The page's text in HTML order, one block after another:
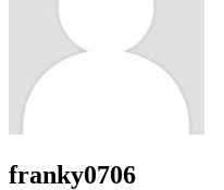
franky0706